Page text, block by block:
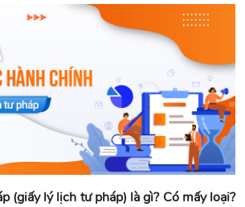
(giấy lý lịch tư pháp) là gì? Có mấy loại?